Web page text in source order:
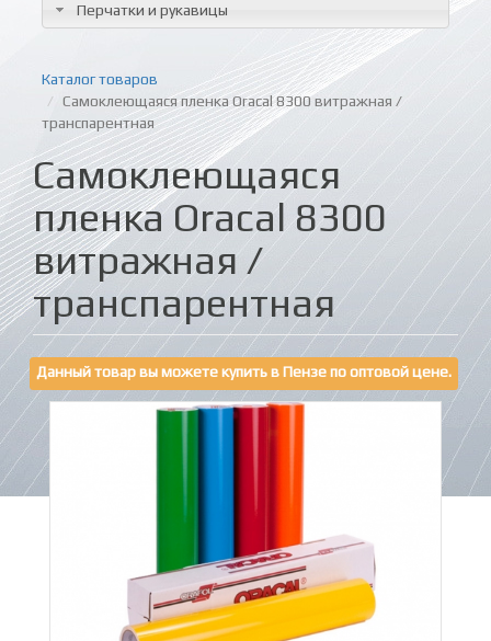
Перчатки и рукавицы
Каталог товаров
Самоклеющаяся пленка Oracal 8300 витражная /
транспарентная
Самоклеющаяся
пленка Oracal 8300
витражная /
транспарентная
Данный товар вы можете купить в Пензе по оптовой цене.